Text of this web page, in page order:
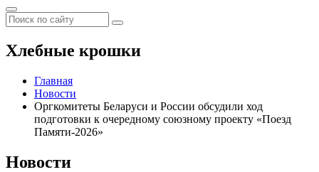
Хлебные крошки
Главная
Новости
Оргкомитеты Беларуси и России обсудили ход
подготовки к очередному союзному проекту «Поезд
Памяти-2026»
Новости